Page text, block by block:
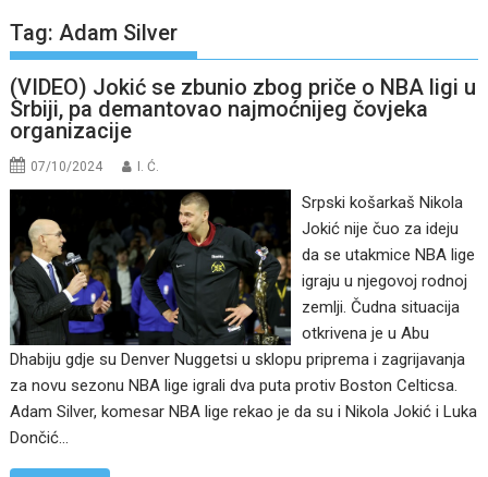
Tag:Adam Silver
(VIDEO) Jokić se zbunio zbog priče o NBA ligi u
Srbiji, pa demantovao najmoćnijeg čovjeka
organizacije
07/10/2024 I. Ć.
Srpski košarkaš Nikola
Jokić nije čuo za ideju
da se utakmice NBA lige
igraju u njegovoj rodnoj
zemlji. Čudna situacija
otkrivena je u Abu
Dhabiju gdje su Denver Nuggetsi u sklopu priprema i zagrijavanja
za novu sezonu NBA lige igrali dva puta protiv Boston Celticsa.
Adam Silver, komesar NBA lige rekao je da su i Nikola Jokić i Luka
Dončić…